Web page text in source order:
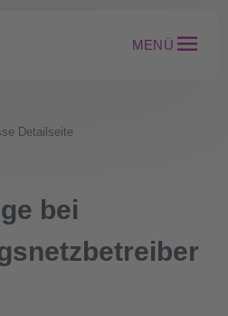
MENÜ
Detailseite
bei